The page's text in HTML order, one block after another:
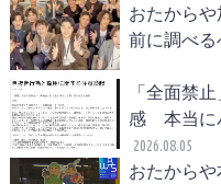
おたから
前に調べ
「全面禁
感 本当に
2026.08.05
おたから